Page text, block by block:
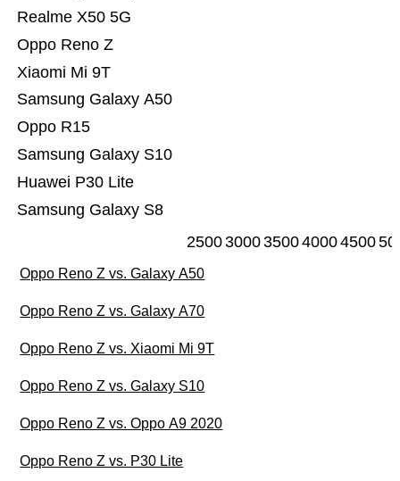
Samsung Galaxy S8
Huawei P30 Lite
Samsung Galaxy S10
Oppo R15
Samsung Galaxy A50
Xiaomi Mi 9T
Oppo Reno Z
Realme X50 5G
25003000350040004500
Oppo Reno Z vs. Galaxy A50
Oppo Reno Z vs. Galaxy A70
Oppo Reno Z vs. Xiaomi Mi 9T
Oppo Reno Z vs. Galaxy S10
Oppo Reno Z vs. Oppo A9 2020
Oppo Reno Z vs. P30 Lite